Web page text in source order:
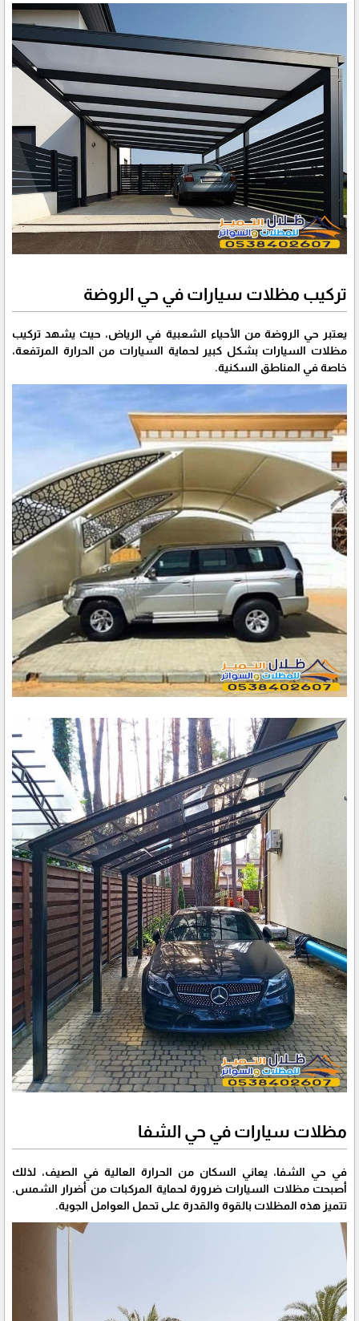
تركيب مظلات سيارات في حي الروضة
يعتبر حي الروضة من الأحياء الشعبية في الرياض، حيث يشهد تركيب
مظلات السيارات بشكل كبير لحماية السيارات من الحرارة المرتفعة،
خاصة في المناطق السكنية.
مظلات سيارات في حي الشفا
في حي الشفا، يعاني السكان من الحرارة العالية في الصيف، لذلك
أصبحت مظلات السيارات ضرورة لحماية المركبات من أضرار الشمس.
تتميز هذه المظلات بالقوة والقدرة على تحمل العوامل الجوية.